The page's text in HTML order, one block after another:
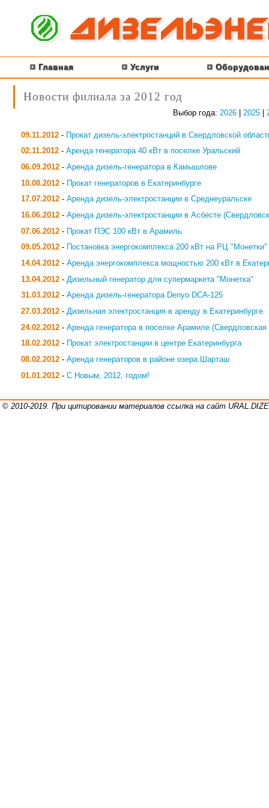
Главная Услуги
Новости филиала за 2012 год
Выбор года: 2026 2025
09.11.2012 - Прокат дизель-электростанций в Свердловской
02.11.2012 - Аренда генератора 40 кВт в поселке Уральский
06.09.2012 - Аренда дизель-генератора в Камышлове
10.08.2012 - Прокат генераторов в Екатеринбурге
17.07.2012 - Аренда дизель-электростанции в Среднеуральске
16.06.2012 - Аренда дизель-электростанции в Асбесте
07.06.2012 - Прокат ПЭС 100 кВт в Арамиль
09.05.2012 -
Постановка энергокомплекса 200 кВт на РЦ "Монетки"
14.04.2012 - Аренда энергокомплекса мощностью 200 кВт в
13.04.2012 - Дизельный генератор для супермаркета "Монетка"
31.03.2012 - Аренда дизель-генератора Denyo DCA-125
27.03.2012 - Дизельная электростанция в аренду в Екатеринбурге
24.02.2012 - Аренда генератора в поселке Арамиле (Свердловская
18.02.2012 -
Прокат электростанции в центре Екатеринбурга
08.02.2012 - Аренда генераторов в районе озера Шарташ
01.01.2012 - С Новым, 2012, годом!
© 2010-2019. При цитировании материалов ссылка на сайт